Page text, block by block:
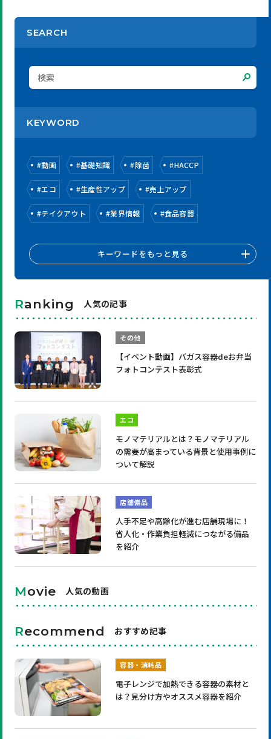
SEARCH
KEYWORD
#動画 #基礎知識 #除菌 #HACCP
#エコ #生産性アップ #売上アップ
#テイクアウト #業界情報 #食品容器
キーワードをもっと見る
Ranking 人気の記事
その他
【イベント動画】バガス容器deお弁当
フォトコンテスト表彰式
エコ
モノマテリアルとは？モノマテリアル
の需要が高まっている背景と使用事例に
ついて解説
店舗備品
人手不足や高齢化が進む店舗現場に！
省人化・作業負担軽減につながる備品
を紹介
Movie 人気の動画
Recommend おすすめ記事
容器・消耗品
電子レンジで加熱できる容器の素材と
は？見分け方やオススメ容器を紹介